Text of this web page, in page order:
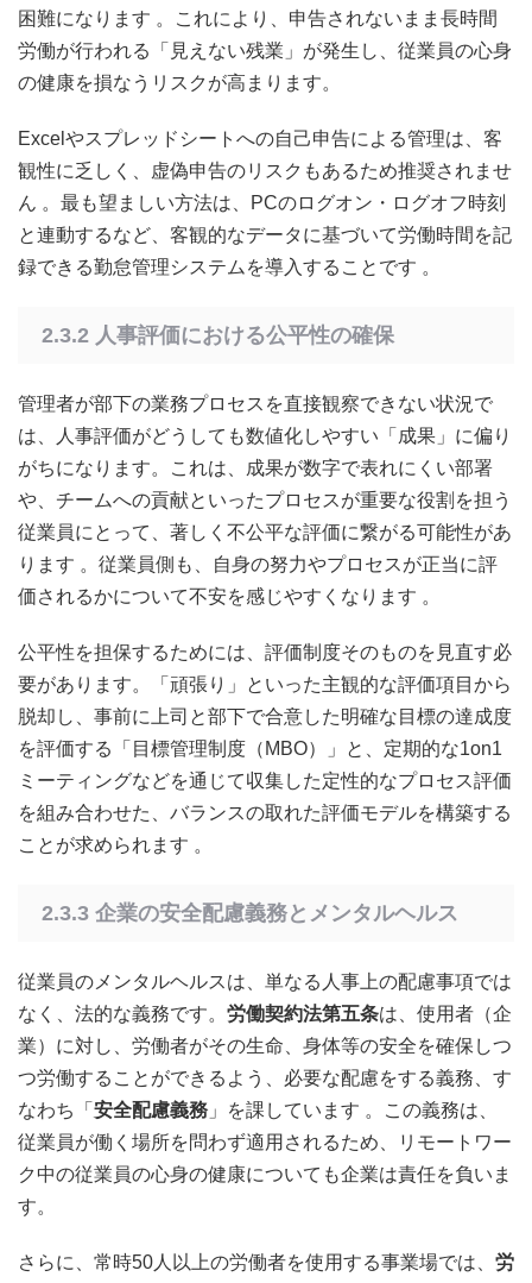
困難になります 。これにより、申告されないまま長時間
労働が行われる「見えない残業」が発生し、従業員の心身
の健康を損なうリスクが高まります。
Excelやスプレッドシートへの自己申告による管理は、客
観性に乏しく、虚偽申告のリスクもあるため推奨されませ
ん 。最も望ましい方法は、PCのログオン・ログオフ時刻
と連動するなど、客観的なデータに基づいて労働時間を記
録できる勤怠管理システムを導入することです 。
2.3.2 人事評価における公平性の確保
管理者が部下の業務プロセスを直接観察できない状況で
は、人事評価がどうしても数値化しやすい「成果」に偏り
がちになります。これは、成果が数字で表れにくい部署
や、チームへの貢献といったプロセスが重要な役割を担う
従業員にとって、著しく不公平な評価に繋がる可能性があ
ります 。従業員側も、自身の努力やプロセスが正当に評
価されるかについて不安を感じやすくなります 。
公平性を担保するためには、評価制度そのものを見直す必
要があります。「頑張り」といった主観的な評価項目から
脱却し、事前に上司と部下で合意した明確な目標の達成度
を評価する「目標管理制度（MBO）」と、定期的な1on1
ミーティングなどを通じて収集した定性的なプロセス評価
を組み合わせた、バランスの取れた評価モデルを構築する
ことが求められます 。
2.3.3 企業の安全配慮義務とメンタルヘルス
従業員のメンタルヘルスは、単なる人事上の配慮事項では
なく、法的な義務です。 労働契約法第五条は、使用者（企
業）に対し、労働者がその生命、身体等の安全を確保しつ
つ労働することができるよう、必要な配慮をする義務、す
なわち「 安全配慮義務 」を課しています 。この義務は、
従業員が働く場所を問わず適用されるため、リモートワー
ク中の従業員の心身の健康についても企業は責任を負いま
す。
さらに、常時50人以上の労働者を使用する事業場では、 労